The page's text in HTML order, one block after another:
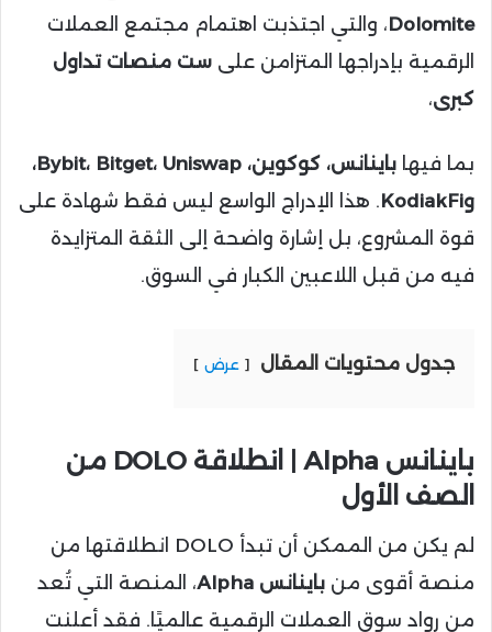
Dolomite، والتي اجتذبت اهتمام مجتمع العملات
الرقمية بإدراجها المتزامن على ست منصات تداول
كبرى،
بما فيها
باينانس، كوكوين، Bybit، Bitget، Uniswap،
وKodiakFi
. هذا الإدراج الواسع ليس فقط شهادة على
قوة المشروع، بل إشارة واضحة إلى الثقة المتزايدة
فيه من قبل اللاعبين الكبار في السوق.
جدول محتويات المقال عرض
باينانس Alpha | انطلاقة DOLO من
الصف الأول
لم يكن من الممكن أن تبدأ DOLO انطلاقتها من
منصة أقوى من باينانس Alpha
، المنصة التي تُعد
من رواد سوق العملات الرقمية عالميًا. فقد أعلنت